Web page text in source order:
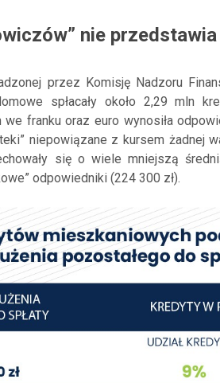
nie
przez Komisję Nadzoru
spłacały około 2,29 mln
franku oraz euro wynosiła
niepowiązane z kursem żadnej
się o wiele mniejszą
odpowiedniki (224 300 zł).